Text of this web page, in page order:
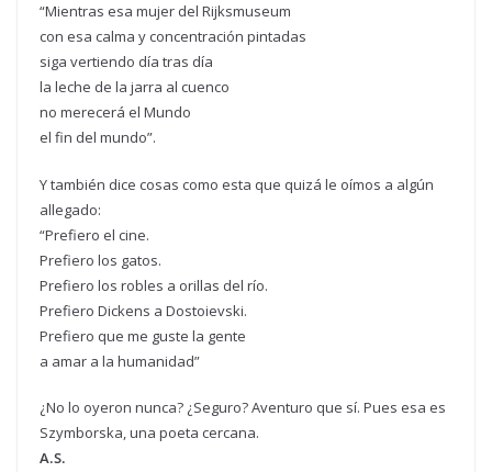
“Mientras esa mujer del Rijksmuseum
con esa calma y concentración pintadas
siga vertiendo día tras día
la leche de la jarra al cuenco
no merecerá el Mundo
el fin del mundo”.
Y también dice cosas como esta que quizá le oímos a algún
allegado:
“Prefiero el cine.
Prefiero los gatos.
Prefiero los robles a orillas del río.
Prefiero Dickens a Dostoievski.
Prefiero que me guste la gente
a amar a la humanidad”
¿No lo oyeron nunca? ¿Seguro? Aventuro que sí. Pues esa es
Szymborska, una poeta cercana.
A.S.